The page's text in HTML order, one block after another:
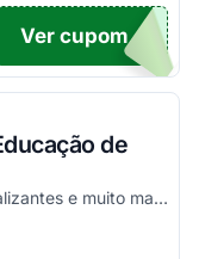
0OFF
Ver cupom
de
Aproveite para fazer cursos profissionalizantes e muito mais no Portal Educação, totalmente online, e aplique esse voucher para ganhar 10% a mais. Corra!